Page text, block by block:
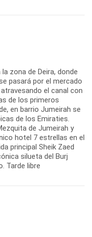
zona de Deira, donde
pasará por el mercado
el canal con
de los primeros
en barrio Jumeirah se
de los Emiraties.
de Jumeirah y
hotel 7 estrellas en el
principal Sheik Zaed
silueta del Burj
Tarde libre